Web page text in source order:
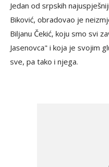
Jedan od srpskih
Biković, obradovao je
Biljanu Čekić, koju smo svi
Jasenovca" i koja je svojim
sve, pa tako i njega.